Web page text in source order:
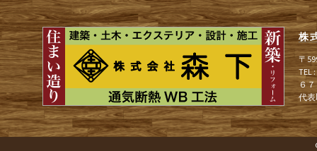
ョ
ン
株
〒
TEL
６
代